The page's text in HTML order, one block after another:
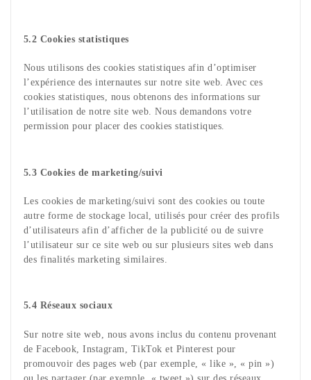
5.2 Cookies statistiques
Nous utilisons des cookies statistiques afin d’optimiser
l’expérience des internautes sur notre site web. Avec ces
cookies statistiques, nous obtenons des informations sur
l’utilisation de notre site web. Nous demandons votre
permission pour placer des cookies statistiques.
5.3 Cookies de marketing/suivi
Les cookies de marketing/suivi sont des cookies ou toute
autre forme de stockage local, utilisés pour créer des profils
d’utilisateurs afin d’afficher de la publicité ou de suivre
l’utilisateur sur ce site web ou sur plusieurs sites web dans
des finalités marketing similaires.
5.4 Réseaux sociaux
Sur notre site web, nous avons inclus du contenu provenant
de Facebook, Instagram, TikTok et Pinterest pour
promouvoir des pages web (par exemple, « like », « pin »)